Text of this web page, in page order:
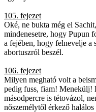
105. fejezet
Oké, ne bukta még el
mindenesetre, hogy Pupun
a fejében, hogy felnevelje a
abortuszról beszél.
106. fejezet
Milyen megható volt a
pedig fuss, fiam! Menekülj!
másodpercre is tétovázol,
nőszemélytől érkező halálos